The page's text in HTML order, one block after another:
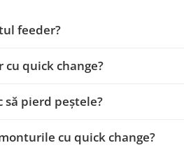
feeder?
quick change?
să pierd peștele?
cu quick change?